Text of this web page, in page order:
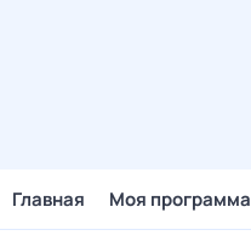
Главная Моя программа